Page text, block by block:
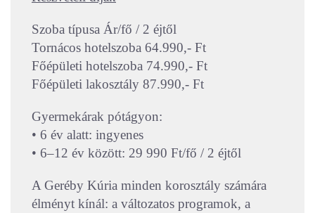
Szoba típusa Ár/fő / 2 éjtől
Tornácos hotelszoba 64.990,- Ft
Főépületi hotelszoba 74.990,- Ft
Főépületi lakosztály 87.990,- Ft
Gyermekárak pótágyon:
• 6 év alatt: ingyenes
• 6–12 év között: 29 990 Ft/fő / 2 éjtől
A Geréby Kúria minden korosztály számára
élményt kínál: a változatos programok, a